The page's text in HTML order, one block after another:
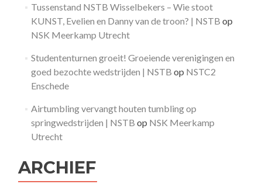
Tussenstand NSTB Wisselbekers – Wie stoot
KUNST, Evelien en Danny van de troon? | NSTB op
NSK Meerkamp Utrecht
Studententurnen groeit! Groeiende verenigingen en
goed bezochte wedstrijden | NSTB op NSTC2
Enschede
Airtumbling vervangt houten tumbling op
springwedstrijden | NSTB op NSK Meerkamp
Utrecht
ARCHIEF